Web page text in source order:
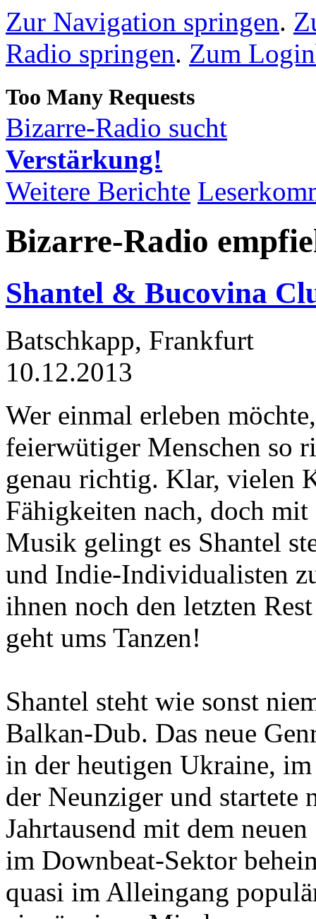
Zur Navigation springen.
Radio springen. Zum
Bizarre-Radio sucht
Verstärkung!
Weitere Berichte
Bizarre-Radio
Shantel & Bucovina
Batschkapp, Frankfurt
10.12.2013
Wer einmal erleben
feierwütiger Menschen so
genau richtig. Klar, vielen
Fähigkeiten nach, doch
Musik gelingt es Shantel
und Indie-Individualisten
ihnen noch den letzten
geht ums Tanzen!
Shantel steht wie sonst
Balkan-Dub. Das neue
in der heutigen Ukraine,
der Neunziger und startete
Jahrtausend mit dem
im Downbeat-Sektor
quasi im Alleingang